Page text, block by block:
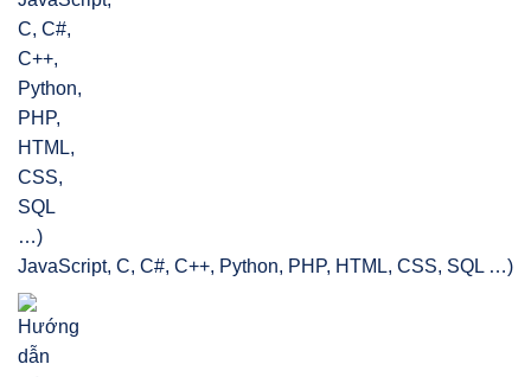
JavaScript, C, C#, C++, Python, PHP, HTML, CSS, SQL …)